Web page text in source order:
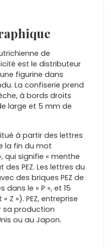
de
est le distributeur
figurine dans
La confiserie prend
à bords droits
large et 5 mm de
à partir des lettres
la fin du mot
qui signifie « menthe
PEZ. Les lettres du
des briques PEZ de
le « P », et 15
Z »). PEZ, entreprise
sa production
ou au Japon.